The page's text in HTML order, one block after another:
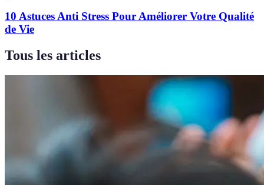
10 Astuces Anti Stress Pour Améliorer Votre Qualité
de Vie
Tous les articles